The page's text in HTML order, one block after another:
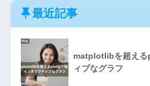
最近記事
matplotlibを超える
ィブなグラフ